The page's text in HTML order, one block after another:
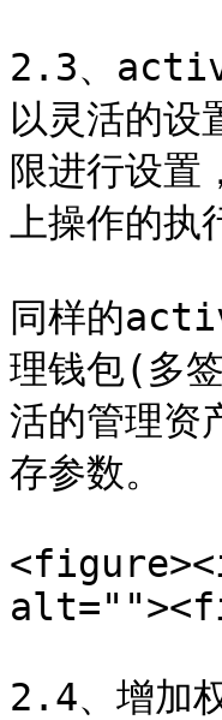
2.3、
以灵活的设
限进行设置
上操作的执
同样的
理钱包(多
活的管理资
存参数。
2.4、增加